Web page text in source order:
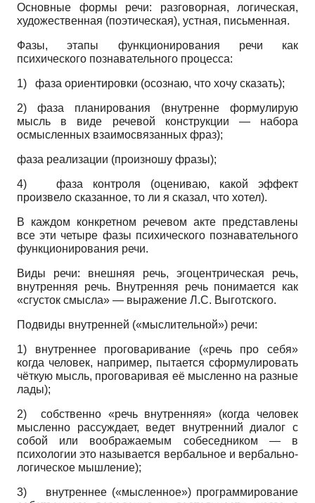
Основные формы речи: разговорная, логическая,
художественная (поэтическая), устная, письменная.
Фазы, этапы функционирования речи как
психического познавательного процесса:
1) фаза ориентировки (осознаю, что хочу сказать);
2) фаза планирования (внутренне формулирую
мысль в виде речевой конструкции — набора
осмысленных взаимосвязанных фраз);
фаза реализации (произношу фразы);
4) фаза контроля (оцениваю, какой эффект
произвело сказанное, то ли я сказал, что хотел).
В каждом конкретном речевом акте представлены
все эти четыре фазы психического познавательного
функционирования речи.
Виды речи: внешняя речь, эгоцентрическая речь,
внутренняя речь. Внутренняя речь понимается как
«сгусток смысла» — выражение Л.С. Выготского.
Подвиды внутренней («мыслительной») речи:
1) внутреннее проговаривание («речь про себя»
когда человек, например, пытается сформулировать
чёткую мысль, проговаривая её мысленно на разные
лады);
2) собственно «речь внутренняя» (когда человек
мысленно рассуждает, ведет внутренний диалог с
собой или воображаемым собеседником — в
психологии это называется вербальное и вербально-
логическое мышление);
3) внутреннее («мысленное») программирование